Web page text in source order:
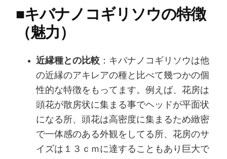
■キバナノコギリソウの特徴
（魅力）
近縁種との比較 ：キバナノコギリソウは他
の近縁のアキレアの種と比べて幾つかの個
性的な特徴をもってます。例えば、花房は
頭花が散房状に集まる事でヘッドが平面状
になる所、頭花は高密度に集まるため緻密
で一体感のある外観をしてる所、花房のサ
イズは１３ｃｍに達することもあり巨大で